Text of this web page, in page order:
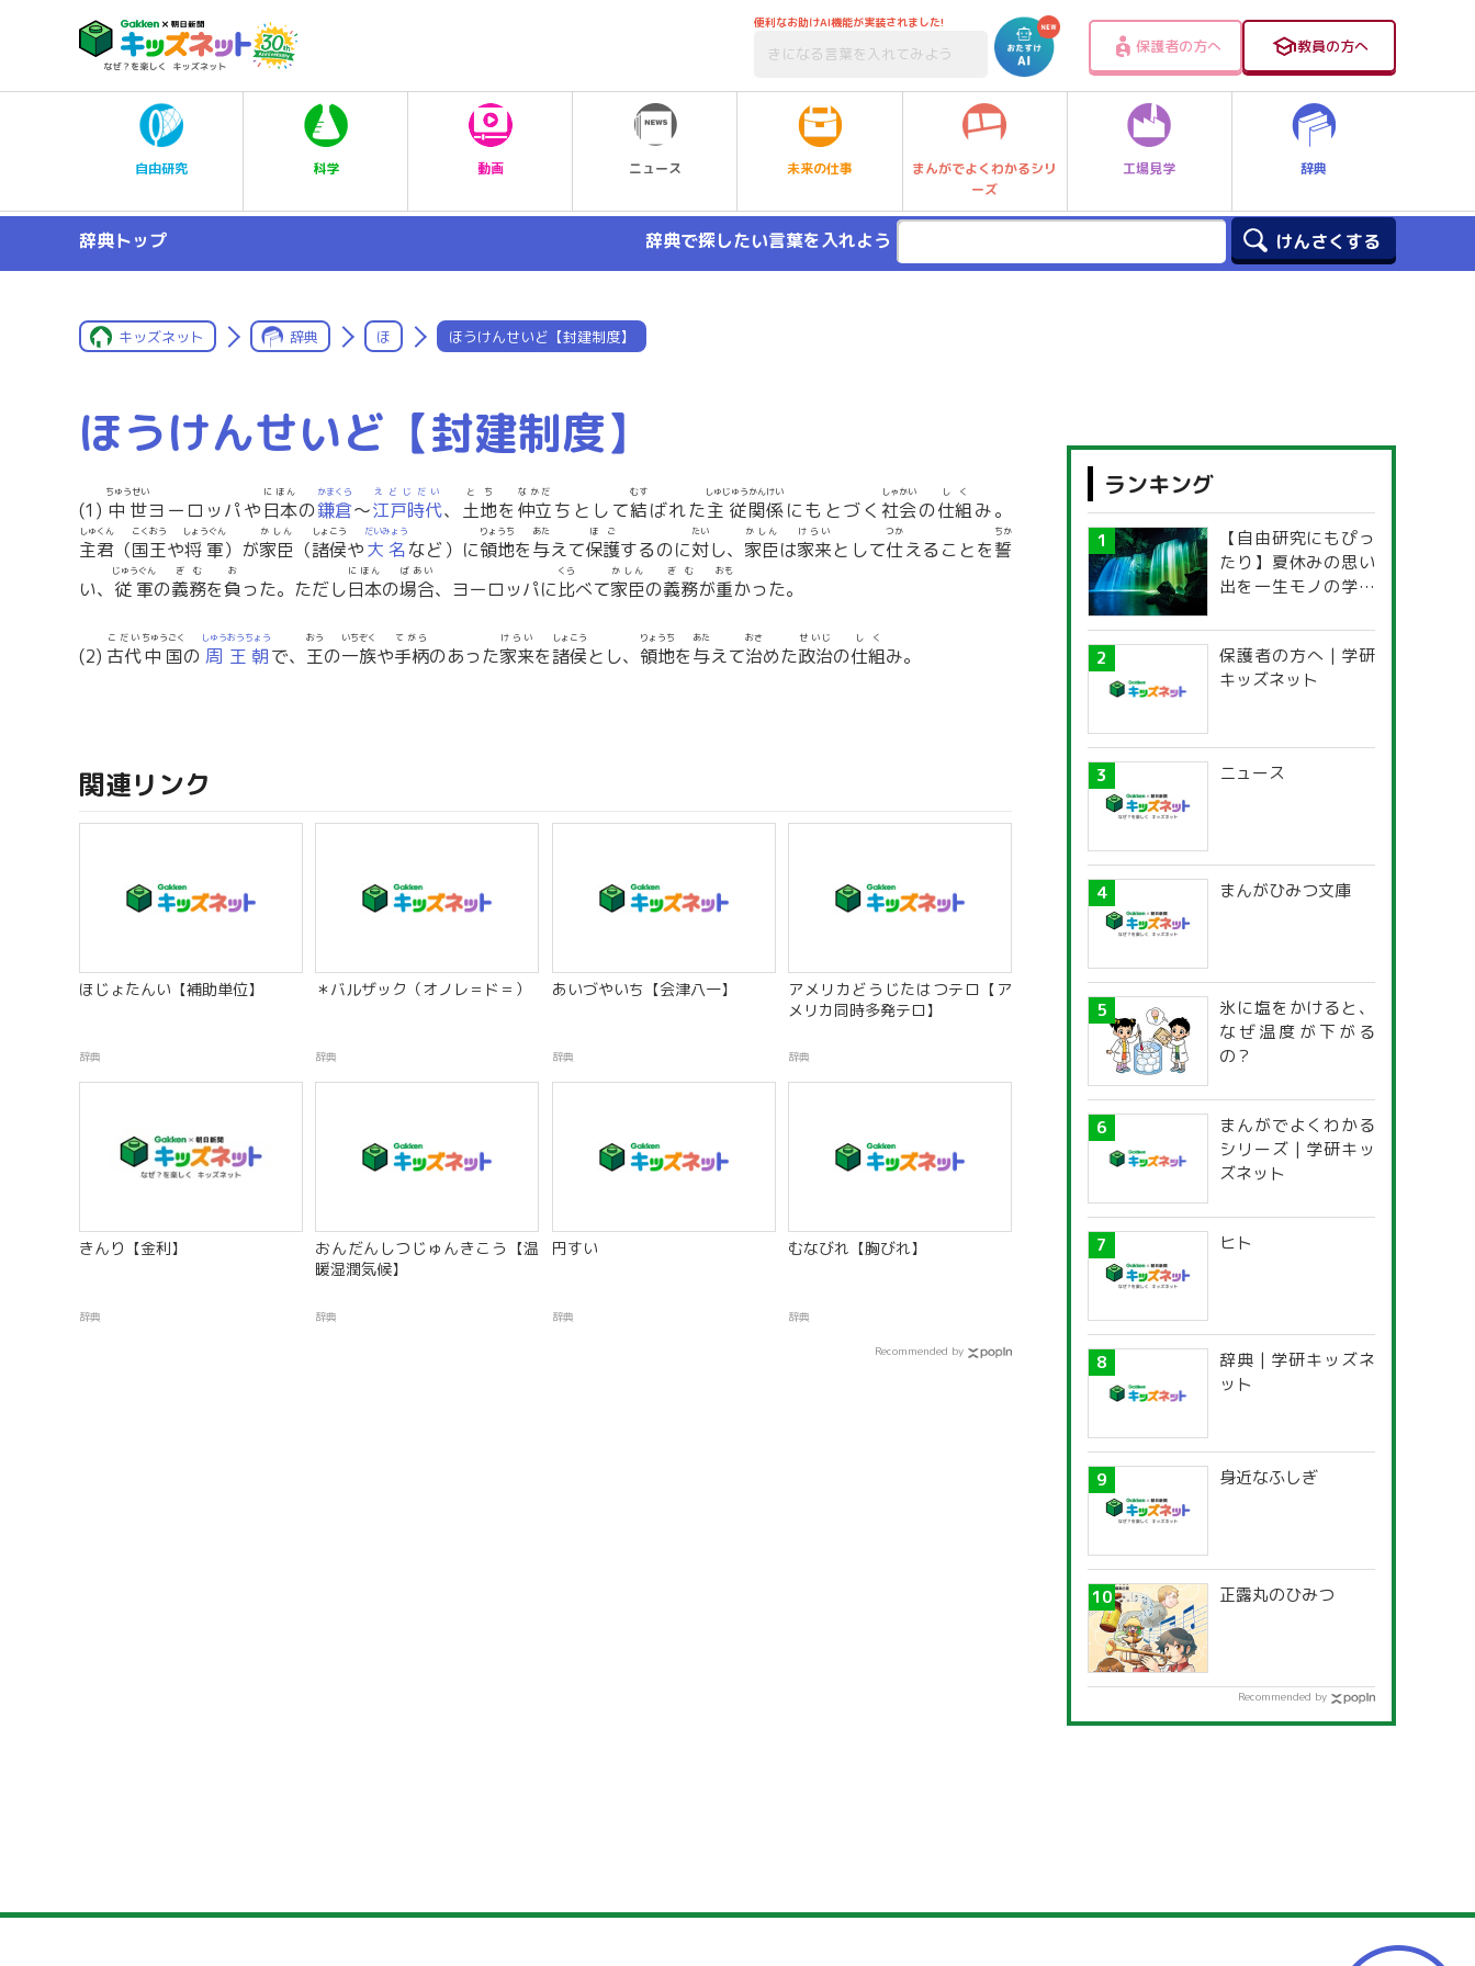
便利なお助けAI機能が実装されました!
保護者の方へ 教員の方へ
自由研究 科学 動画 ニュース 未来の仕事
まんがでよくわかるシリ
ーズ
工場見学 辞典
辞典トップ 辞典で探したい言葉を入れよう
キッズネット 辞典 ほ ほうけんせいど【封建制度】
ほうけんせいど【封建制度】
(1) 中世
ちゅうせい
ヨーロッパや日本
にほん
の鎌倉
かまくら
～江戸時代
えどじだい
、 土地
とち
を 仲立
なかだ
ちとして結
むす
ばれた主従
しゅじゅう
関係
かんけい
にもとづく 社会
しゃかい
の仕組
しく
み。
主君
しゅくん
（国王
こくおう
や将軍
しょうぐん
）が家臣
かしん
（諸侯
しょこう
や大名
だいみょう
など）に領地
りょうち
を与
あた
えて保護
ほご
するのに対
たい
し、 家臣
かしん
は家来
けらい
として仕
つか
えることを誓
ちか
い、 従軍
じゅうぐん
の義務
ぎむ
を負
お
った。ただし日本
にほん
の場合
ばあい
、ヨーロッパに比
くら
べて家臣
かしん
の義務
ぎむ
が重
おも
かった。
(2) 古代
こだい
中国
ちゅうごく
の 周
しゅう
王朝
おうちょう
で、 王
おう
の一族
いちぞく
や手柄
てがら
のあった家来
けらい
を諸侯
しょこう
とし、 領地
りょうち
を与
あた
えて治
おさ
めた政治
せいじ
の仕組
しく
み。
関連リンク
ほじょたんい【補助単位】
辞典
＊バルザック（オノレ＝ド＝）
辞典
あいづやいち【会津八一】
辞典
アメリカどうじたはつテロ【ア
メリカ同時多発テロ】
辞典
きんり【金利】
辞典
おんだんしつじゅんきこう【温
暖湿潤気候】
辞典
円すい
辞典
むなびれ【胸びれ】
辞典
Recommended by
ランキング
【自由研究にもぴっ
たり】夏休みの思い
出を一生モノの学び
探究ガイド
保護者の方へ | 学研
キッズネット
ニュース
まんがひみつ文庫
氷に塩をかけると、
なぜ温度が下がる
の？
まんがでよくわかる
シリーズ | 学研キッ
ズネット
ヒト
辞典 | 学研キッズネ
ット
身近なふしぎ
正露丸のひみつ
Recommended by